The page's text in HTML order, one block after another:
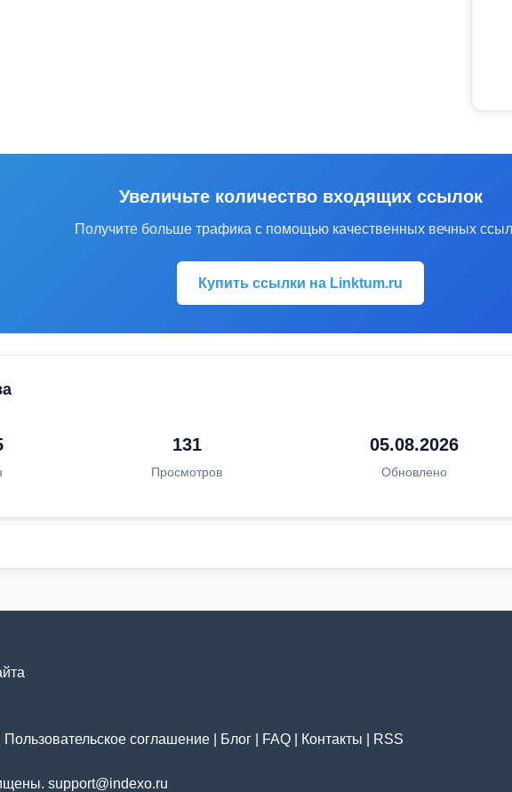
Увеличьте количество входящих ссылок
Получите больше трафика с помощью качественных вечных
Купить ссылки на Linktum.ru
131
Просмотров
05.08.2026
Обновлено
Пользовательское соглашение Блог FAQ Контакты RSS
support@indexo.ru